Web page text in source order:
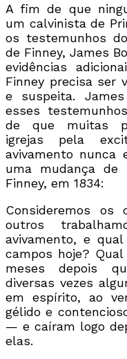
A fim de que
um calvinista de
os testemunhos
de Finney, James
evidências
Finney precisa ser
e suspeita.
esses
de que muitas
igrejas pela
avivamento nunca
uma mudança de
Finney, em 1834:
Consideremos
outros
avivamento, e
campos hoje?
meses depois
diversas vezes
em espírito, ao
gélido e
— e caíram logo
elas.